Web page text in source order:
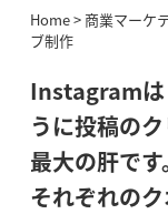
Home> 商業マーケ
ブ制作
Instagramは
うに投稿の
最大の肝です。
それぞれの